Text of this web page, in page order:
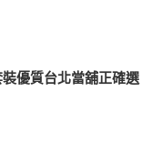
優質台北當舖正確選